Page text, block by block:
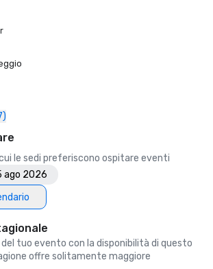
Awards -  Best of the Best
– One of the 6 Best LGBTQ+ Wedding
(top listing)
Hotel Bar in SF
Rated Luxury Hotels in SF
of the Best Luxury Hotels in SF
Top Hotel
le sedi preferiscono ospitare eventi
ago 2026
tuo evento con la disponibilità di questo
offre solitamente maggiore